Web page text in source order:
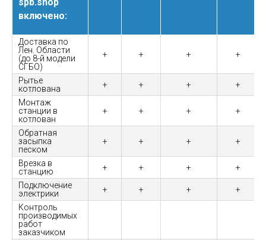
включено:
Доставка по
Лен. Области
(до 8-й модели
СГБО)
+ + + +
Рытье
котлована
+ + +
+
Монтаж
станции в
котлован
+ + + +
Обратная
засыпка
песком
+ + + +
Врезка в
станцию
+ + +
+
Подключение
электрики
+ + +
+
Контроль
производимых
работ
заказчиком